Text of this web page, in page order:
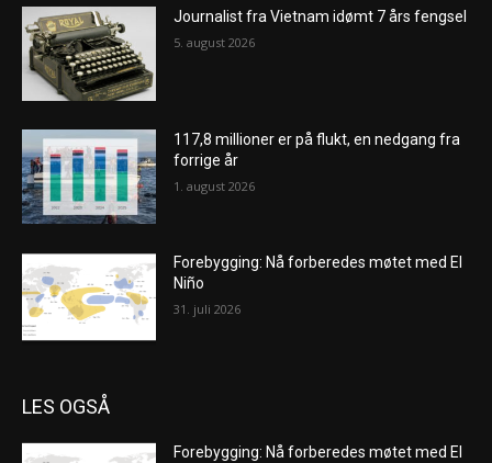
Journalist fra Vietnam idømt 7 års fengsel
5. august 2026
117,8 millioner er på flukt, en nedgang fra
forrige år
1. august 2026
Forebygging: Nå forberedes møtet med El
Niño
31. juli 2026
LES OGSÅ
Forebygging: Nå forberedes møtet med El